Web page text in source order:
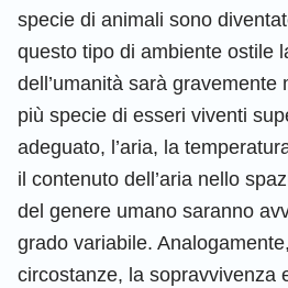
specie di animali sono
questo tipo di ambiente ostile
dell’umanità sarà gravemente
più specie di esseri viventi
adeguato, l’aria, la
il contenuto dell’aria nello
del genere umano saranno
grado variabile.
circostanze, la sopravvivenza